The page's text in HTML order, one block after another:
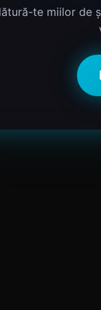
te miilor de